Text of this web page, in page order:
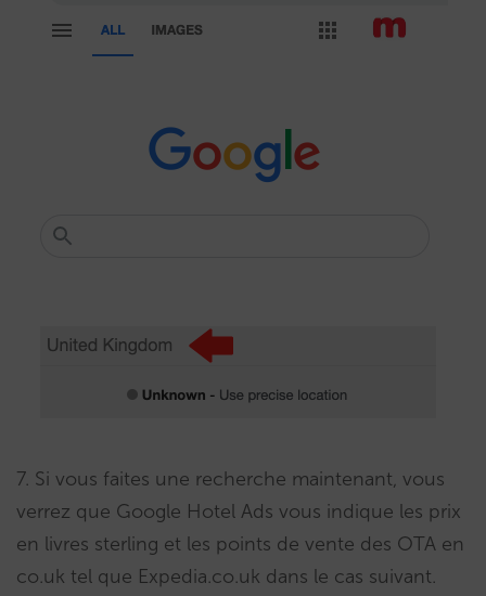
7. Si vous faites une recherche maintenant, vous
verrez que Google Hotel Ads vous indique les prix
en livres sterling et les points de vente des OTA en
co.uk tel que Expedia.co.uk dans le cas suivant.